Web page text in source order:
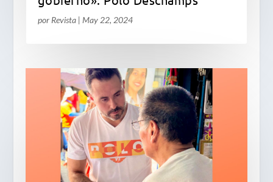
por Revista| May 22, 2024